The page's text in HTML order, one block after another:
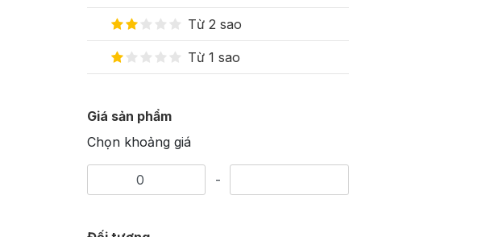
Từ 2 sao
Từ 1 sao
Giá sản phẩm
Chọn khoảng giá
-